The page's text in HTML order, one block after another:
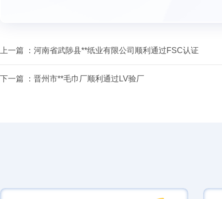
上一篇 ： 河南省武陟县**纸业有限公司顺利通过FSC认证
下一篇 ： 晋州市**毛巾厂顺利通过LV验厂